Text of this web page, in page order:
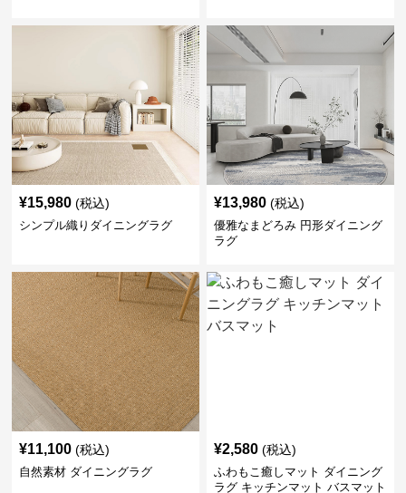
¥15,980 (税込)
シンプル織りダイニングラグ
¥13,980 (税込)
優雅なまどろみ 円形ダイニング
ラグ
¥11,100 (税込)
自然素材 ダイニングラグ
¥2,580 (税込)
ふわもこ癒しマット ダイニング
ラグ キッチンマット バスマット